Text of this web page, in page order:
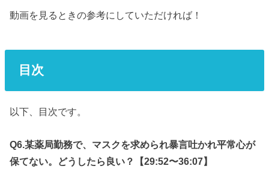
動画を見るときの参考にしていただければ！
目次
以下、目次です。
Q6.某薬局勤務で、マスクを求められ暴言吐かれ平常心が
保てない。どうしたら良い？【29:52〜36:07】